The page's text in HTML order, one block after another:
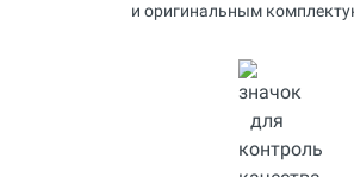
и оригинальным